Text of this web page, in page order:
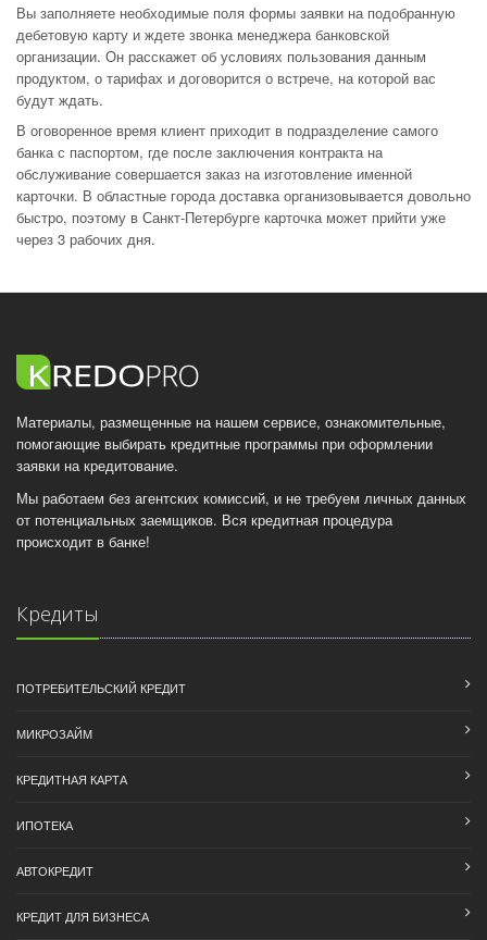
Вы заполняете необходимые поля формы заявки на подобранную
дебетовую карту и ждете звонка менеджера банковской
организации. Он расскажет об условиях пользования данным
продуктом, о тарифах и договорится о встрече, на которой вас
будут ждать.
В оговоренное время клиент приходит в подразделение самого
банка с паспортом, где после заключения контракта на
обслуживание совершается заказ на изготовление именной
карточки. В областные города доставка организовывается довольно
быстро, поэтому в Санкт-Петербурге карточка может прийти уже
через 3 рабочих дня.
Материалы, размещенные на нашем сервисе, ознакомительные,
помогающие выбирать кредитные программы при оформлении
заявки на кредитование.
Мы работаем без агентских комиссий, и не требуем личных данных
от потенциальных заемщиков. Вся кредитная процедура
происходит в банке!
Кредиты
ПОТРЕБИТЕЛЬСКИЙ КРЕДИТ
МИКРОЗАЙМ
КРЕДИТНАЯ КАРТА
ИПОТЕКА
АВТОКРЕДИТ
КРЕДИТ ДЛЯ БИЗНЕСА